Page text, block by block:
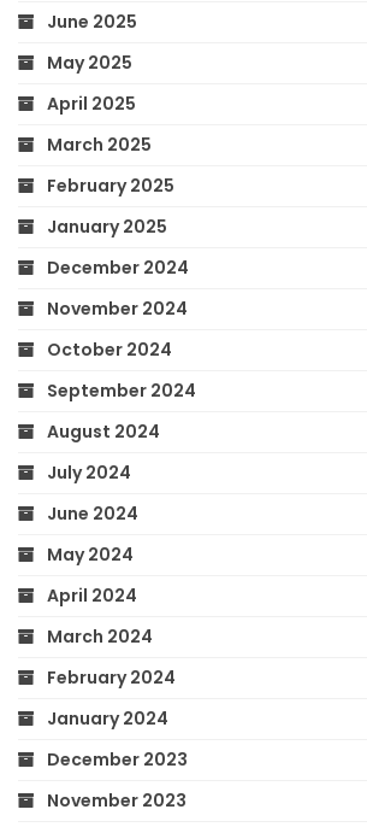
June 2025
May 2025
April 2025
March 2025
February 2025
January 2025
December 2024
November 2024
October 2024
September 2024
August 2024
July 2024
June 2024
May 2024
April 2024
March 2024
February 2024
January 2024
December 2023
November 2023